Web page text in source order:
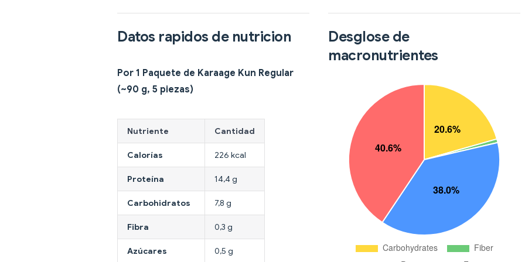
Datos rapidos de nutricion
Por 1 Paquete de Karaage Kun Regular
(~90 g, 5 piezas)
Nutriente Cantidad
Calorías 226 kcal
Proteína 14,4 g
Carbohidratos 7,8 g
Fibra 0,3 g
Azúcares 0,5 g
Desglose de
macronutrientes